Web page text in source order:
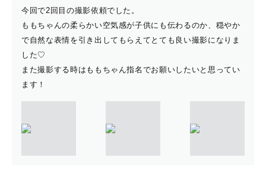
今回で2回目の撮影依頼でした。
ももちゃんの柔らかい空気感が子供にも伝わるのか、穏やか
で自然な表情を引き出してもらえてとても良い撮影になりま
した♡
また撮影する時はももちゃん指名でお願いしたいと思ってい
ます！